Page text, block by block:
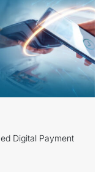
Digital Payment